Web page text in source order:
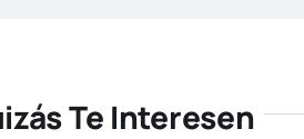
Te Interesen